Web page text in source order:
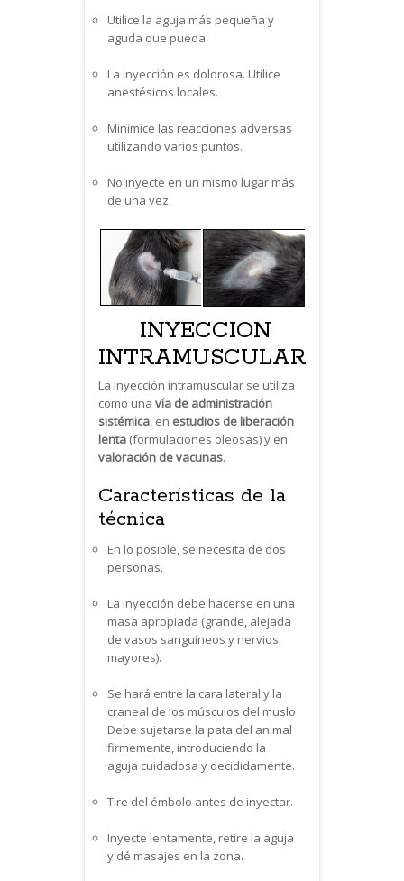
Utilice la aguja más pequeña y
aguda que pueda.
La inyección es dolorosa. Utilice
anestésicos locales.
Minimice las reacciones adversas
utilizando varios puntos.
No inyecte en un mismo lugar más
de una vez.
INYECCION
INTRAMUSCULAR
La inyección intramuscular se utiliza
como una vía de administración
sistémica, en estudios de liberación
lenta (formulaciones oleosas) y en
valoración de vacunas.
Características de la
técnica
En lo posible, se necesita de dos
personas.
La inyección debe hacerse en una
masa apropiada (grande, alejada
de vasos sanguíneos y nervios
mayores).
Se hará entre la cara lateral y la
craneal de los músculos del muslo
Debe sujetarse la pata del animal
firmemente, introduciendo la
aguja cuidadosa y decididamente.
Tire del émbolo antes de inyectar.
Inyecte lentamente, retire la aguja
y dé masajes en la zona.